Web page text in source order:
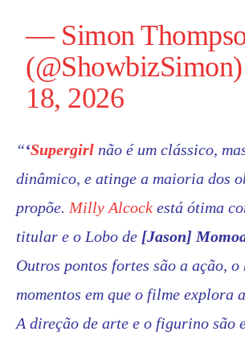
— Simon
18, 2026
“‘Supergirl não é um clássico,
dinâmico, e atinge a maioria dos
propõe. Milly Alcock está ótima
titular e o Lobo de [Jason]
Outros pontos fortes são a ação, o
momentos em que o filme explora
A direção de arte e o figurino são